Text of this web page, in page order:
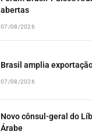
abertas
07/08/2026
Brasil amplia
07/08/2026
Novo cônsul-geral do
Árabe